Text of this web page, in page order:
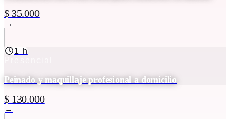
$ 35.000
→
1 h
Peinado y maquillaje profesional a domicilio
$ 130.000
→